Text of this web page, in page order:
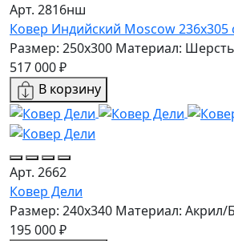
Арт. 2816нш
Ковер Индийский Moscow 236x305
Размер: 250x300 Материал:
517 000 ₽
В корзину
Арт. 2662
Ковер Дели
Размер: 240x340 Материал:
195 000 ₽